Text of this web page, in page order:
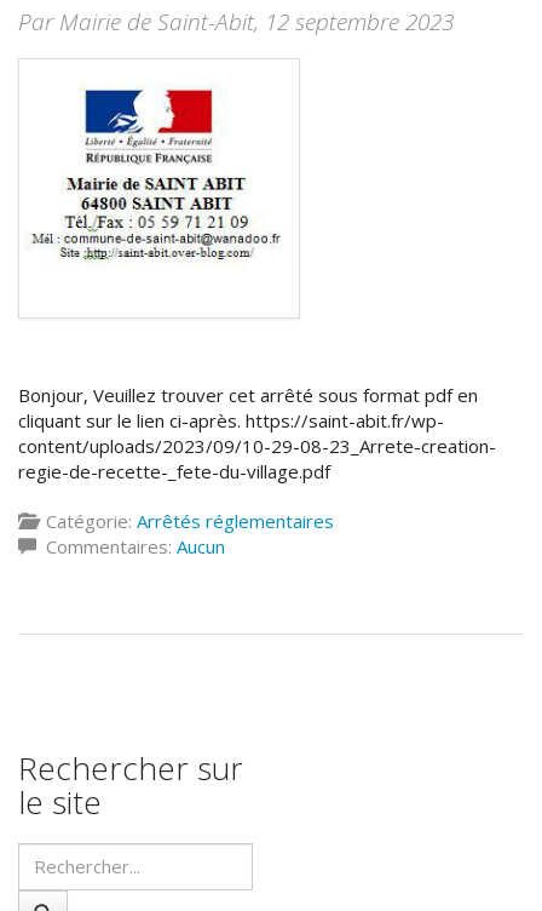
Par Mairie de Saint-Abit, 12 septembre 2023
Bonjour, Veuillez trouver cet arrêté sous format pdf en
cliquant sur le lien ci-après. https://saint-abit.fr/wp-
content/uploads/2023/09/10-29-08-23_Arrete-creation-
regie-de-recette-_fete-du-village.pdf
Catégorie: Arrêtés réglementaires
Commentaires: Aucun
Rechercher sur
le site